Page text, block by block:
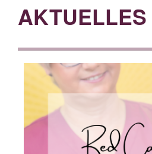
AKTUELLES